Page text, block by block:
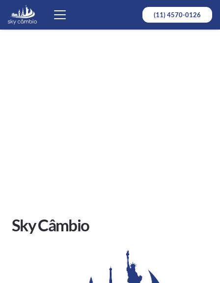
(11) 4570-0126
Sky Câmbio